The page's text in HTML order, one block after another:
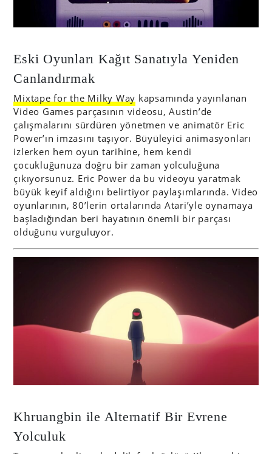
Eski Oyunları Kağıt Sanatıyla Yeniden
Canlandırmak
Mixtape for the Milky Way kapsamında yayınlanan
Video Games parçasının videosu, Austin’de
çalışmalarını sürdüren yönetmen ve animatör Eric
Power’ın imzasını taşıyor. Büyüleyici animasyonları
izlerken hem oyun tarihine, hem kendi
çocukluğunuza doğru bir zaman yolculuğuna
çıkıyorsunuz. Eric Power da bu videoyu yaratmak
büyük keyif aldığını belirtiyor paylaşımlarında. Video
oyunlarının, 80’lerin ortalarında Atari’yle oynamaya
başladığından beri hayatının önemli bir parçası
olduğunu vurguluyor.
Khruangbin ile Alternatif Bir Evrene
Yolculuk